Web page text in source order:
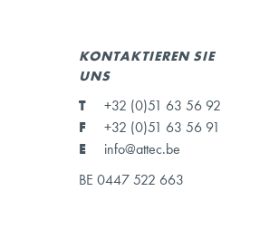
KONTAKTIEREN SIE
UNS
T
+32 (0)51 63 56 92
F
+32 (0)51 63 56 91
E
info@attec.be
BE 0447 522 663